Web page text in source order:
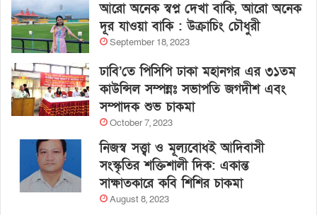
আরো অনেক স্বপ্ন দেখা বাকি, আরো অনেক
দূর যাওয়া বাকি : উক্রাচিং চৌধুরী
September 18, 2023
ঢাবি’তে পিসিপি ঢাকা মহানগর এর ৩১তম
কাউন্সিল সম্পন্নঃ সভাপতি জগদীশ এবং
সম্পাদক শুভ চাকমা
October 7, 2023
নিজস্ব সত্ত্বা ও মূল্যবোধই আদিবাসী
সংস্কৃতির শক্তিশালী দিক: একান্ত
সাক্ষাতকারে কবি শিশির চাকমা
August 8, 2023